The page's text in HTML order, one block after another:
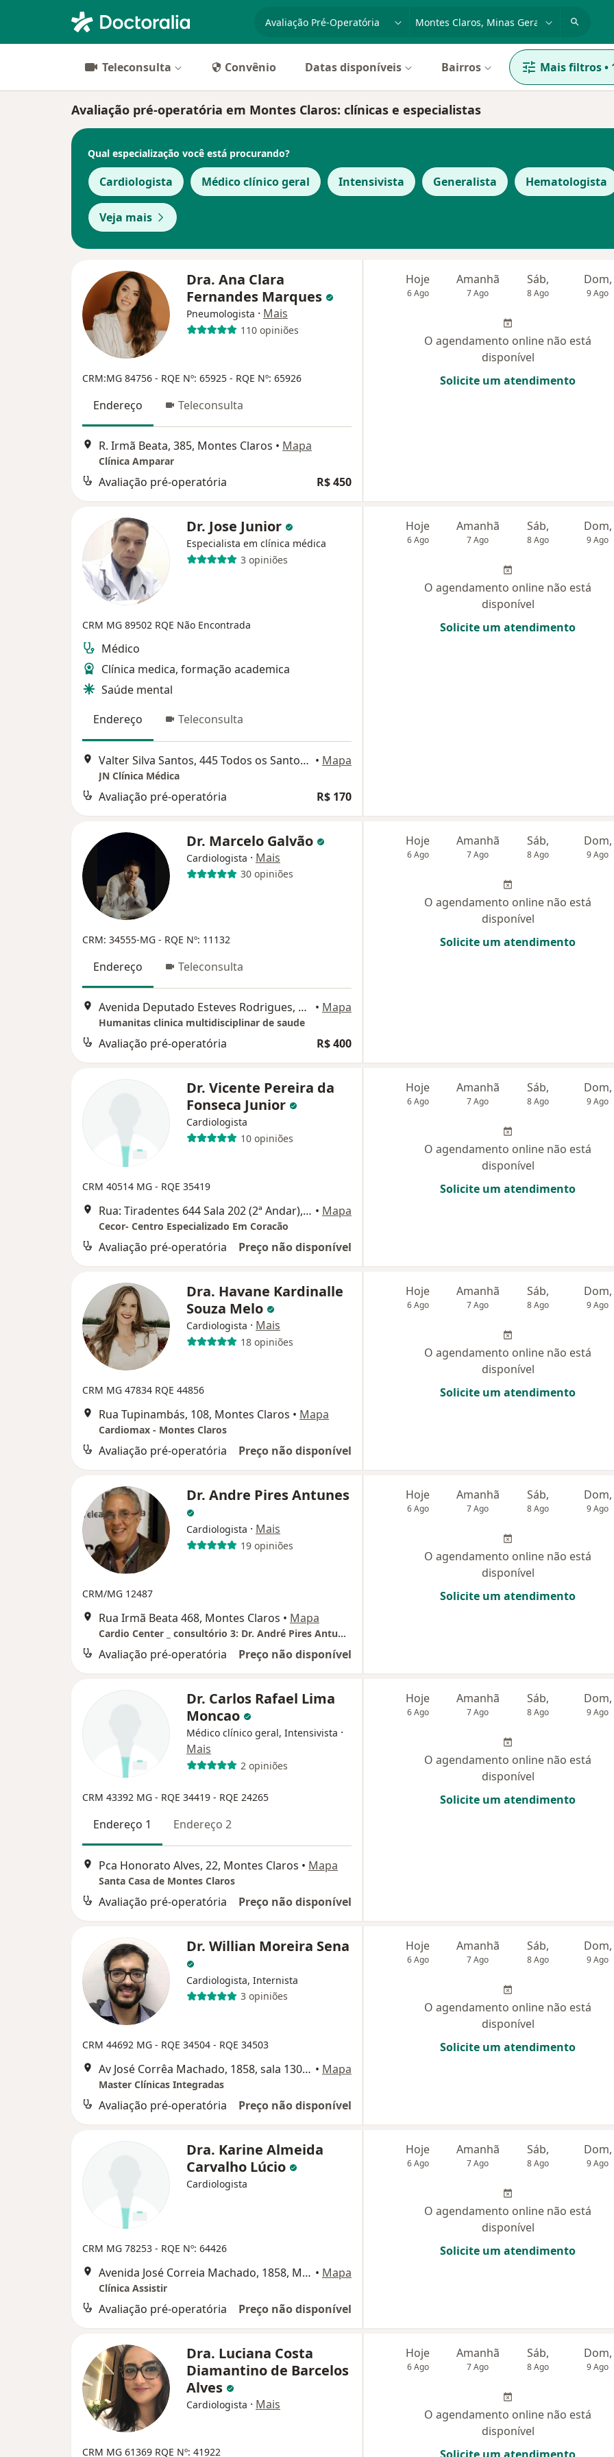
especialidade, doença ou nome
Teleconsulta Convênio Datas disponíveis Bairros Mais filtros•
Avaliação pré-operatória em Montes Claros: clínicas e especialistas
Qual especialização você está procurando?
Cardiologista Médico clínico geral Intensivista Generalista Hematologista
Veja mais
Dra. Ana Clara
Fernandes Marques
Pneumologista · Mais
110 opiniões
CRM:MG 84756 - RQE Nº: 65925 - RQE Nº: 65926
Endereço Teleconsulta
R. Irmã Beata, 385, Montes Claros • Mapa
Clínica Amparar
Avaliação pré-operatória R$ 450
Hoje
6 Ago
Amanhã
7 Ago
Sáb,
8 Ago
Dom,
9 Ago
O agendamento online não está
disponível
Solicite um atendimento
Dr. Jose Junior
Especialista em clínica médica
3 opiniões
CRM MG 89502 RQE Não Encontrada
Médico
Clínica medica, formação academica
Saúde mental
Endereço
Teleconsulta
Valter Silva Santos, 445 Todos os Santos, Montes Claros • Mapa
JN Clínica Médica
Avaliação pré-operatória R$ 170
Hoje
6 Ago
Amanhã
7 Ago
Sáb,
8 Ago
Dom,
9 Ago
O agendamento online não está
disponível
Solicite um atendimento
Dr. Marcelo Galvão
Cardiologista · Mais
30 opiniões
CRM: 34555-MG - RQE Nº: 11132
Endereço Teleconsulta
Avenida Deputado Esteves Rodrigues, Montes Claros • Mapa
Humanitas clinica multidisciplinar de saude
Avaliação pré-operatória R$ 400
Hoje
6 Ago
Amanhã
7 Ago
Sáb,
8 Ago
Dom,
9 Ago
O agendamento online não está
disponível
Solicite um atendimento
Dr. Vicente Pereira da
Fonseca Junior
Cardiologista
10 opiniões
CRM 40514 MG - RQE 35419
Rua: Tiradentes 644 Sala 202 (2ª Andar), Montes Claros • Mapa
Cecor- Centro Especializado Em Coracão
Avaliação pré-operatória Preço não disponível
Hoje
6 Ago
Amanhã
7 Ago
Sáb,
8 Ago
Dom,
9 Ago
O agendamento online não está
disponível
Solicite um atendimento
Dra. Havane Kardinalle
Souza Melo
Cardiologista · Mais
18 opiniões
CRM MG 47834 RQE 44856
Rua Tupinambás, 108, Montes Claros • Mapa
Cardiomax - Montes Claros
Avaliação pré-operatória Preço não disponível
Hoje
6 Ago
Amanhã
7 Ago
Sáb,
8 Ago
Dom,
9 Ago
O agendamento online não está
disponível
Solicite um atendimento
Dr. Andre Pires Antunes
Cardiologista · Mais
19 opiniões
CRM/MG 12487
Rua Irmã Beata 468, Montes Claros • Mapa
Cardio Center _ consultório 3: Dr. André Pires Antunes
Avaliação pré-operatória Preço não disponível
Hoje
6 Ago
Amanhã
7 Ago
Sáb,
8 Ago
Dom,
9 Ago
O agendamento online não está
disponível
Solicite um atendimento
Dr. Carlos Rafael Lima
Moncao
Médico clínico geral, Intensivista ·
Mais
2 opiniões
CRM 43392 MG - RQE 34419 - RQE 24265
Endereço 1 Endereço 2
Pca Honorato Alves, 22, Montes Claros • Mapa
Santa Casa de Montes Claros
Avaliação pré-operatória Preço não disponível
Hoje
6 Ago
Amanhã
7 Ago
Sáb,
8 Ago
Dom,
9 Ago
O agendamento online não está
disponível
Solicite um atendimento
Dr. Willian Moreira Sena
Cardiologista, Internista
3 opiniões
CRM 44692 MG - RQE 34504 - RQE 34503
Av José Corrêa Machado, 1858, sala 1301, Montes Claros • Mapa
Master Clínicas Integradas
Avaliação pré-operatória Preço não disponível
Hoje
6 Ago
Amanhã
7 Ago
Sáb,
8 Ago
Dom,
9 Ago
O agendamento online não está
disponível
Solicite um atendimento
Dra. Karine Almeida
Carvalho Lúcio
Cardiologista
CRM MG 78253 - RQE Nº: 64426
Avenida José Correia Machado, 1858, Montes Claros • Mapa
Clínica Assistir
Avaliação pré-operatória Preço não disponível
Hoje
6 Ago
Amanhã
7 Ago
Sáb,
8 Ago
Dom,
9 Ago
O agendamento online não está
disponível
Solicite um atendimento
Dra. Luciana Costa
Diamantino de Barcelos
Alves
Cardiologista · Mais
CRM MG 61369 RQE Nº: 41922
Hoje
6 Ago
Amanhã
7 Ago
Sáb,
8 Ago
Dom,
9 Ago
O agendamento online não está
disponível
Solicite um atendimento